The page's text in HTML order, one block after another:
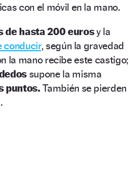
con el móvil en la mano.
de hasta 200 eurosy la
conducir, según la gravedad
la mano recibe este castigo;
supone la misma
puntos. También se pierden